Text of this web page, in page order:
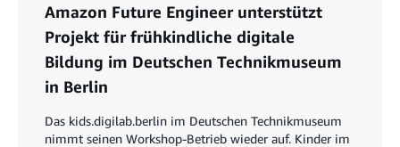
Amazon Future Engineer unterstützt
Projekt für frühkindliche digitale
Bildung im Deutschen Technikmuseum
in Berlin
Das kids.digilab.berlin im Deutschen Technikmuseum
nimmt seinen Workshop-Betrieb wieder auf. Kinder im